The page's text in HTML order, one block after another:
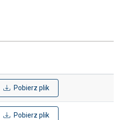
Pobierz plik
Pobierz plik